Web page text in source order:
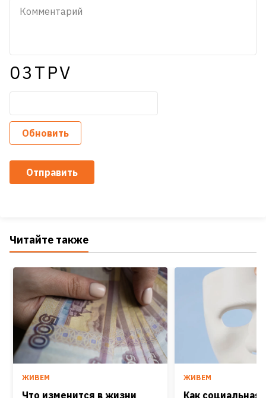
03TPV
Обновить
Отправить
Читайте также
ЖИВЕМ
Что изменится в жизни
ЖИВЕМ
Как